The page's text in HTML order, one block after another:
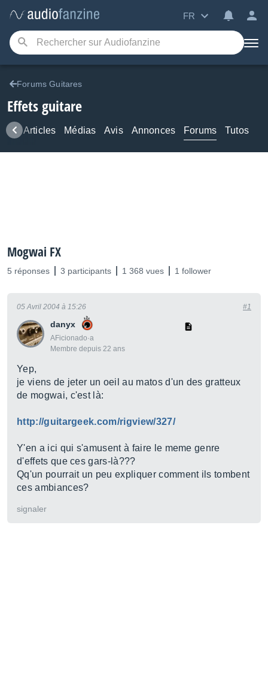
FR
Forums Guitares
Effets guitare
Articles Médias Avis Annonces Forums Tutos
Mogwai FX
5 réponses 3 participants 1 368 vues 1 follower
danyx
AFicionado·a
Membre depuis 22 ans
05 Avril 2004 à 15:26 #1
Yep,
je viens de jeter un oeil au matos d'un des gratteux
de mogwai, c'est là:
http://guitargeek.com/rigview/327/
Y'en a ici qui s'amusent à faire le meme genre
d'effets que ces gars-là???
Qq'un pourrait un peu expliquer comment ils tombent
ces ambiances?
signaler